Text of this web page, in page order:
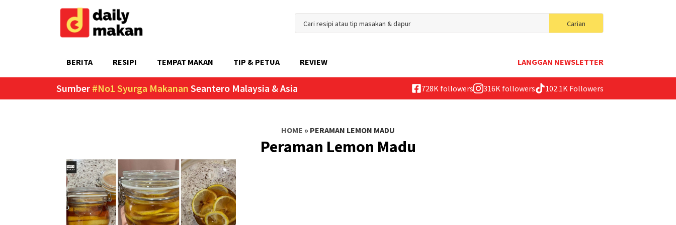
Carian
for:
BERITA RESIPI TEMPAT MAKAN TIP & PETUA REVIEW LANGGAN NEWSLETTER
Sumber #No1 Syurga Makanan Seantero Malaysia & Asia 728K followers 316K followers 102.1K Followers
HOME » PERAMAN LEMON MADU
Peraman Lemon Madu